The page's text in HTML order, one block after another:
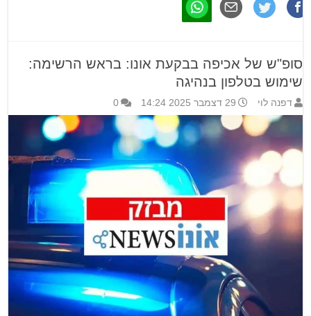
סופ"ש של אכיפה בבקעת אונו: בראש הרשימה:
שימוש בטלפון בנהיגה
דפנה לוי 29 דצמבר 2025 14:24 0